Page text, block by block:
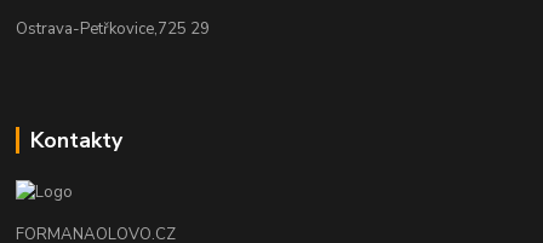
Ostrava-Petřkovice,725 29
Kontakty
FORMANAOLOVO.CZ